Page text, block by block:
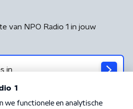
van NPO Radio 1 in jouw